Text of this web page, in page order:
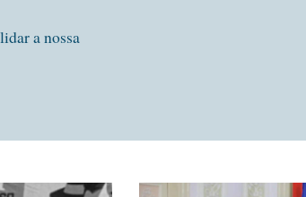
a nossa